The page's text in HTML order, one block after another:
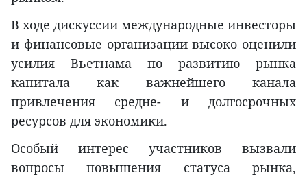
В ходе дискуссии международные инвесторы
и финансовые организации высоко оценили
усилия Вьетнама по развитию рынка
капитала как важнейшего канала
привлечения средне- и долгосрочных
ресурсов для экономики.
Особый интерес участников вызвали
вопросы повышения статуса рынка,